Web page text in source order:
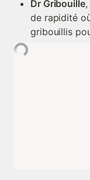
Dr Gribouille,
de rapidité
gribouillis